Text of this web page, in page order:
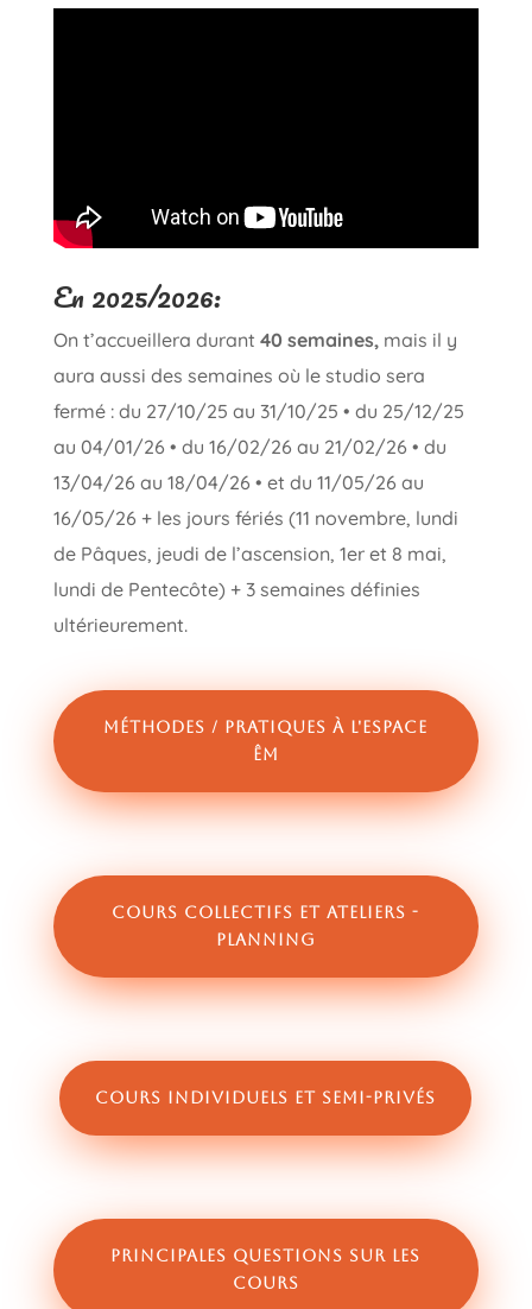
En 2025/2026:
On t’accueillera durant 40 semaines, mais il y
aura aussi des semaines où le studio sera
fermé : du 27/10/25 au 31/10/25 • du 25/12/25
au 04/01/26 • du 16/02/26 au 21/02/26 • du
13/04/26 au 18/04/26 • et du 11/05/26 au
16/05/26 + les jours fériés (11 novembre, lundi
de Pâques, jeudi de l’ascension, 1er et 8 mai,
lundi de Pentecôte) + 3 semaines définies
ultérieurement.
Méthodes / pratiques à l'Espace
Êm
Cours collectifs et ateliers -
planning
Cours individuels et semi-privés
Principales questions sur les
cours